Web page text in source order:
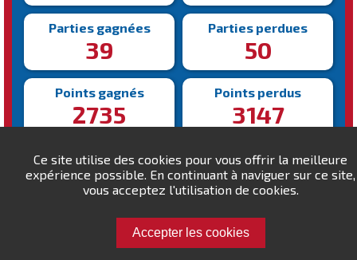
Ce site utilise des cookies pour vous offrir la meilleure
expérience possible. En continuant à naviguer sur ce site,
vous acceptez l'utilisation de cookies.
Accepter les cookies
Parties gagnées
39
Parties perdues
50
Points gagnés
2735
Points perdus
3147
Victoire la plus rapide
166s
Victoire la plus lente
687s
Défiez ghali.filali !